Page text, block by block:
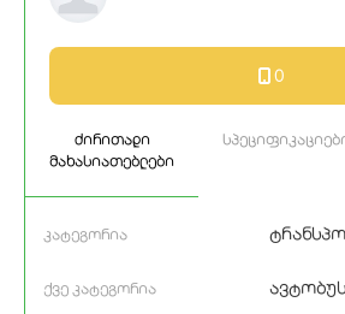
ძირითადი
მახასიათებლები
კატეგორია
ქვე კატეგორია
0